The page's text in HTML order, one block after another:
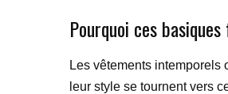
Pourquoi ces
Les vêtements
leur style se tournent vers